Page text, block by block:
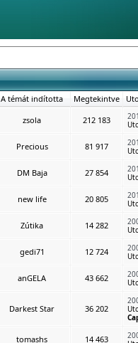
A témát indította Megtekintve
zsola 212 183
Precious 81 917
DM Baja 27 854
new life 20 805
Zútika 14 282
gedi71 12 724
anGELA 43 662
Darkest Star 36 202
tomashs 14 463